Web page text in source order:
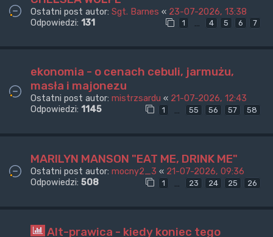
Ostatni post autor: Sgt. Barnes « 23-07-2026, 13:38
Odpowiedzi: 131 1 … 4 5 6 7
ekonomia - o cenach cebuli, jarmużu,
masła i majonezu
Ostatni post autor: mistrzsardu « 21-07-2026, 12:43
Odpowiedzi: 1145 1 … 55 56 57 58
MARILYN MANSON "EAT ME, DRINK ME"
Ostatni post autor: mocny2_3 « 21-07-2026, 09:36
Odpowiedzi: 508 1 23 24 25 26
Alt-prawica - kiedy koniec tego